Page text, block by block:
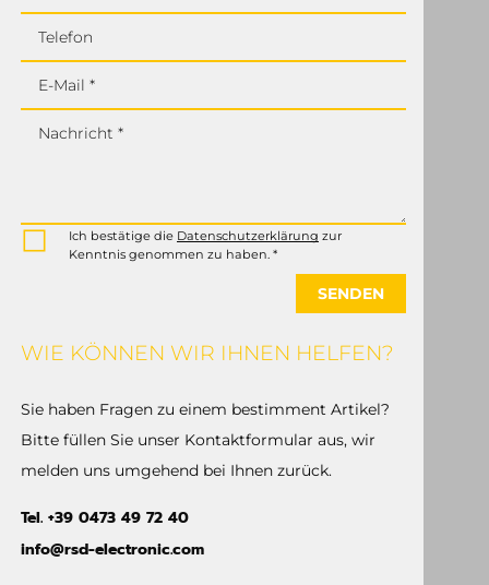
Telefon
E-Mail *
Nachricht *
Ich bestätige die Datenschutzerklärung zur
Kenntnis genommen zu haben. *
SENDEN
WIE KÖNNEN WIR IHNEN HELFEN?
Sie haben Fragen zu einem bestimment Artikel?
Bitte füllen Sie unser Kontaktformular aus, wir
melden uns umgehend bei Ihnen zurück.
Tel. +39 0473 49 72 40
info@rsd-electronic.com